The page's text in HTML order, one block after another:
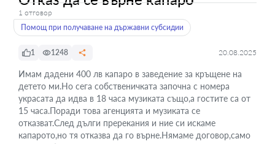
1 отговор
Помощ при получаване на държавни субсидии
1 1248 20.08.2025
Имам дадени 400 лв капаро в заведение за кръщене на
детето ми.Но сега собственичката започна с номера
украсата да идва в 18 часа музиката също,а гостите са от
15 часа.Поради това агенцията и музиката се
отказват.След дълги пререкания и ние си искаме
капарото,но тя отказва да го върне.Нямаме договор,само